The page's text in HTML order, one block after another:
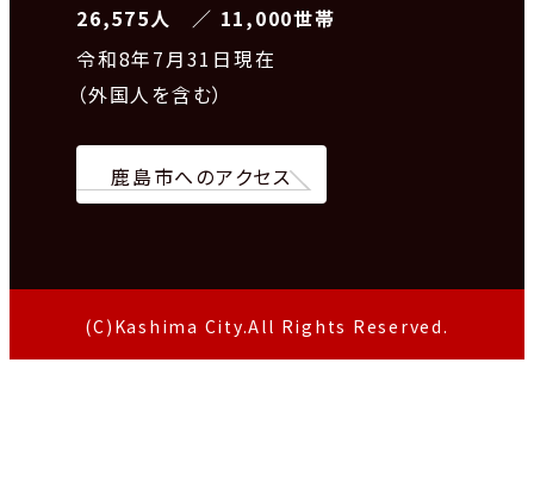
26,575人 ／ 11,000世帯
令和8年7月31日現在
（外国人を含む）
鹿島市へのアクセス
(C)Kashima City.All Rights Reserved.